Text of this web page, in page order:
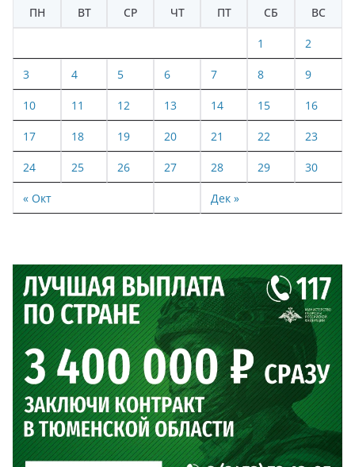
ПН ВТ СР ЧТ ПТ СБ ВС
« Окт Дек »
1 2
3 4 5 6 7 8 9
10 11 12 13 14 15 16
17 18 19 20 21 22 23
24 25 26 27 28 29 30